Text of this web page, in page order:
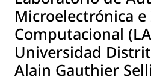
Microelectrónica
Computacional
Universidad
Alain Gauthier